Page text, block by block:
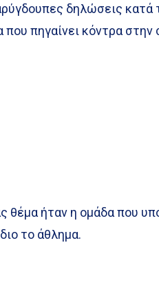
δηλώσεις κατά
πηγαίνει κόντρα στην
ήταν η ομάδα που
το άθλημα.